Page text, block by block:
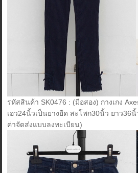
รหัสสินค้า SK0476 : (มือสอง) กางเกง
เอว24นิ้วเป็นยางยืด สะโพก30นิ้ว ยาว36
ค่าจัดส่งแบบลงทะเบียน)